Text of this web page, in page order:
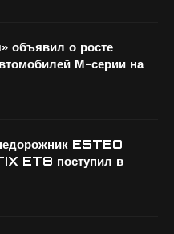
объявил о росте
М-серии на
ESTEO
ET8 поступил в